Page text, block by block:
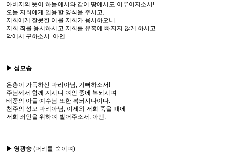
아버지의 뜻이 하늘에서와 같이 땅에서도 이루어지소서!
오늘 저희에게 일용할 양식을 주시고,
저희에게 잘못한 이를 저희가 용서하오니
저희 죄를 용서하시고 저희를 유혹에 빠지지 않게 하시고
악에서 구하소서. 아멘.
▶ 성모송
은총이 가득하신 마리아님, 기뻐하소서!
주님께서 함께 계시니 여인 중에 복되시며
태중의 아들 예수님 또한 복되시나이다.
천주의 성모 마리아님, 이제와 저희 죽을 때에
저희 죄인을 위하여 빌어주소서. 아멘.
▶ 영광송 (머리를 숙이며)